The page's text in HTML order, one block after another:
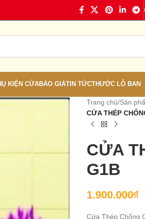
KIỆN CỬABÁO GIÁTIN TỨCTHƯỚC LỖ BAN
Trang chủ/Sản
CỬA THÉP
CỬA
G1B
1.900.000₫
Cửa Thép Chống